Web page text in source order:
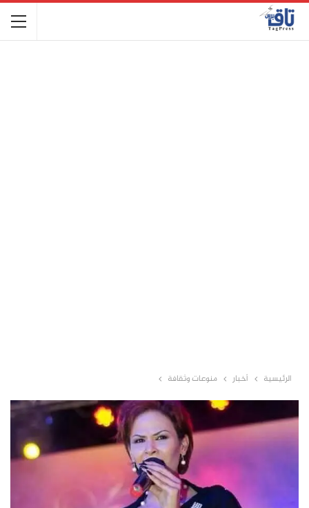
الرئيسية أخبار منوعات وثقافة